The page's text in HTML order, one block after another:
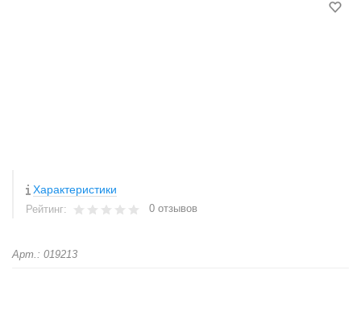
Характеристики
Рейтинг: 0 отзывов
Арт.: 019213